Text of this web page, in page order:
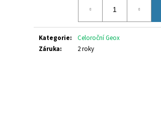
Kategorie:
Celoroční Geox
Záruka: 2 roky